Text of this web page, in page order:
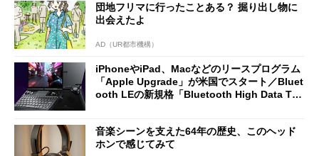
団地フリマに行ったことある？ 掘り出し物に
出会えたよ
AD（UR都市機構）
iPhoneやiPad、Macなどのリースプログラム
「Apple Upgrade」が米国でスタート／Bluet
ooth LEの新規格「Bluetooth High Data Thr
音楽シーンを支えた64年の歴史、このヘッド
ホンで感じてみて